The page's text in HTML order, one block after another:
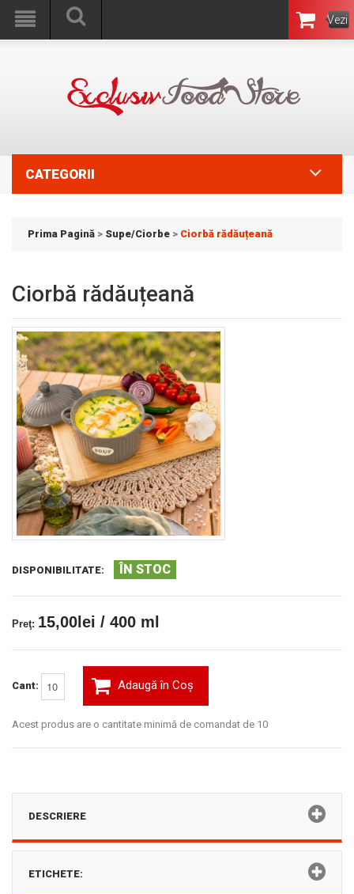
Vezi
Coşul
CATEGORII
Prima Pagină > Supe/Ciorbe > Ciorbă rădăuțeană
Ciorbă rădăuțeană
DISPONIBILITATE: ÎN STOC
Preţ: 15,00lei / 400 ml
Cant: Adaugă în Coş
Acest produs are o cantitate minimă de comandat de 10
DESCRIERE
ETICHETE: